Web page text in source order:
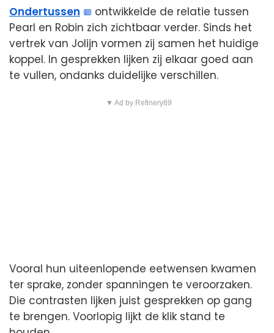
Ondertussen
ontwikkelde de relatie tussen
Pearl en Robin zich zichtbaar verder. Sinds het
vertrek van Jolijn vormen zij samen het huidige
koppel. In gesprekken lijken zij elkaar goed aan
te vullen, ondanks duidelijke verschillen.
▼ Ad by Refinery89
Vooral hun uiteenlopende eetwensen kwamen
ter sprake, zonder spanningen te veroorzaken.
Die contrasten lijken juist gesprekken op gang
te brengen. Voorlopig lijkt de klik stand te